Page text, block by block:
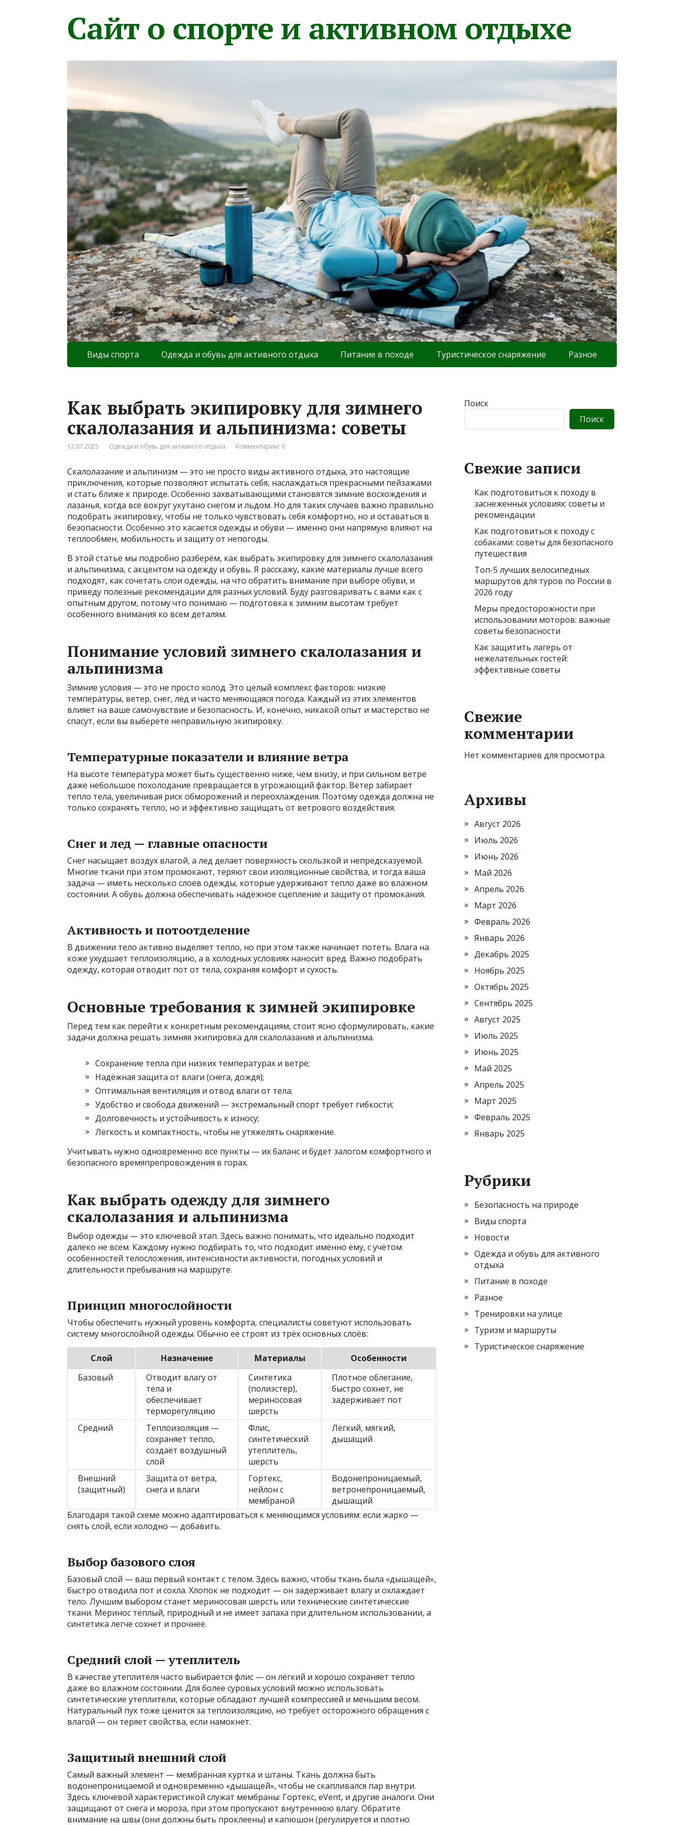
Сайт о спорте и активном отдыхе
Виды спорта Одежда и обувь для активного отдыха Питание в походе Туристическое снаряжение Разное
Как выбрать экипировку для зимнего
скалолазания и альпинизма: советы
12.07.2025 Одежда и обувь для активного отдыха Комментарии: 0
Скалолазание и альпинизм — это не просто виды активного отдыха, это настоящие
приключения, которые позволяют испытать себя, наслаждаться прекрасными пейзажами
и стать ближе к природе. Особенно захватывающими становятся зимние восхождения и
лазанья, когда всё вокруг укутано снегом и льдом. Но для таких случаев важно правильно
подобрать экипировку, чтобы не только чувствовать себя комфортно, но и оставаться в
безопасности. Особенно это касается одежды и обуви — именно они напрямую влияют на
теплообмен, мобильность и защиту от непогоды.
В этой статье мы подробно разберём, как выбрать экипировку для зимнего скалолазания
и альпинизма, с акцентом на одежду и обувь. Я расскажу, какие материалы лучше всего
подходят, как сочетать слои одежды, на что обратить внимание при выборе обуви, и
приведу полезные рекомендации для разных условий. Буду разговаривать с вами как с
опытным другом, потому что понимаю — подготовка к зимним высотам требует
особенного внимания ко всем деталям.
Понимание условий зимнего скалолазания и
альпинизма
Зимние условия — это не просто холод. Это целый комплекс факторов: низкие
температуры, ветер, снег, лед и часто меняющаяся погода. Каждый из этих элементов
влияет на ваше самочувствие и безопасность. И, конечно, никакой опыт и мастерство не
спасут, если вы выберете неправильную экипировку.
Температурные показатели и влияние ветра
На высоте температура может быть существенно ниже, чем внизу, и при сильном ветре
даже небольшое похолодание превращается в угрожающий фактор. Ветер забирает
тепло тела, увеличивая риск обморожений и переохлаждения. Поэтому одежда должна не
только сохранять тепло, но и эффективно защищать от ветрового воздействия.
Снег и лед — главные опасности
Снег насыщает воздух влагой, а лед делает поверхность скользкой и непредсказуемой.
Многие ткани при этом промокают, теряют свои изоляционные свойства, и тогда ваша
задача — иметь несколько слоев одежды, которые удерживают тепло даже во влажном
состоянии. А обувь должна обеспечивать надёжное сцепление и защиту от промокания.
Активность и потоотделение
В движении тело активно выделяет тепло, но при этом также начинает потеть. Влага на
коже ухудшает теплоизоляцию, а в холодных условиях наносит вред. Важно подобрать
одежду, которая отводит пот от тела, сохраняя комфорт и сухость.
Основные требования к зимней экипировке
Перед тем как перейти к конкретным рекомендациям, стоит ясно сформулировать, какие
задачи должна решать зимняя экипировка для скалолазания и альпинизма.
Сохранение тепла при низких температурах и ветре;
Надёжная защита от влаги (снега, дождя);
Оптимальная вентиляция и отвод влаги от тела;
Удобство и свобода движений — экстремальный спорт требует гибкости;
Долговечность и устойчивость к износу;
Лёгкость и компактность, чтобы не утяжелять снаряжение.
Учитывать нужно одновременно все пункты — их баланс и будет залогом комфортного и
безопасного времяпрепровождения в горах.
Как выбрать одежду для зимнего
скалолазания и альпинизма
Выбор одежды — это ключевой этап. Здесь важно понимать, что идеально подходит
далеко не всем. Каждому нужно подбирать то, что подходит именно ему, с учётом
особенностей телосложения, интенсивности активности, погодных условий и
длительности пребывания на маршруте.
Принцип многослойности
Чтобы обеспечить нужный уровень комфорта, специалисты советуют использовать
систему многослойной одежды. Обычно её строят из трёх основных слоёв:
Слой Назначение Материалы
Особенности
Базовый
Отводит влагу от
тела и
обеспечивает
терморегуляцию
Синтетика
(полиэстер),
мериносовая
шерсть
Плотное облегание,
быстро сохнет, не
задерживает пот
Средний
Теплоизоляция —
сохраняет тепло,
создаёт воздушный
слой
Флис,
синтетический
утеплитель,
шерсть
Лёгкий, мягкий,
дышащий
Внешний
(защитный)
Защита от ветра,
снега и влаги
Гортекс,
нейлон с
мембраной
Водонепроницаемый,
ветронепроницаемый,
дышащий
Благодаря такой схеме можно адаптироваться к меняющимся условиям: если жарко —
снять слой, если холодно — добавить.
Выбор базового слоя
Базовый слой — ваш первый контакт с телом. Здесь важно, чтобы ткань была «дышащей»,
быстро отводила пот и сохла. Хлопок не подходит — он задерживает влагу и охлаждает
тело. Лучшим выбором станет мериносовая шерсть или технические синтетические
ткани. Меринос тёплый, природный и не имеет запаха при длительном использовании, а
синтетика легче сохнет и прочнее.
Средний слой — утеплитель
В качестве утеплителя часто выбирается флис — он лёгкий и хорошо сохраняет тепло
даже во влажном состоянии. Для более суровых условий можно использовать
синтетические утеплители, которые обладают лучшей компрессией и меньшим весом.
Натуральный пух тоже ценится за теплоизоляцию, но требует осторожного обращения с
влагой — он теряет свойства, если намокнет.
Защитный внешний слой
Самый важный элемент — мембранная куртка и штаны. Ткань должна быть
водонепроницаемой и одновременно «дышащей», чтобы не скапливался пар внутри.
Здесь ключевой характеристикой служат мембраны: Гортекс, eVent, и другие аналоги. Они
защищают от снега и мороза, при этом пропускают внутреннюю влагу. Обратите
внимание на швы (они должны быть проклеены) и капюшон (регулируется и плотно
Поиск
Поиск
Свежие записи
Как подготовиться к походу в
заснеженных условиях: советы и
рекомендации
Как подготовиться к походу с
собаками: советы для безопасного
путешествия
Топ-5 лучших велосипедных
маршрутов для туров по России в
2026 году
Меры предосторожности при
использовании моторов: важные
советы безопасности
Как защитить лагерь от
нежелательных гостей:
эффективные советы
Свежие
комментарии
Нет комментариев для просмотра.
Архивы
Август 2026
Июль 2026
Июнь 2026
Май 2026
Апрель 2026
Март 2026
Февраль 2026
Январь 2026
Декабрь 2025
Ноябрь 2025
Октябрь 2025
Сентябрь 2025
Август 2025
Июль 2025
Июнь 2025
Май 2025
Апрель 2025
Март 2025
Февраль 2025
Январь 2025
Рубрики
Безопасность на природе
Виды спорта
Новости
Одежда и обувь для активного
отдыха
Питание в походе
Разное
Тренировки на улице
Туризм и маршруты
Туристическое снаряжение